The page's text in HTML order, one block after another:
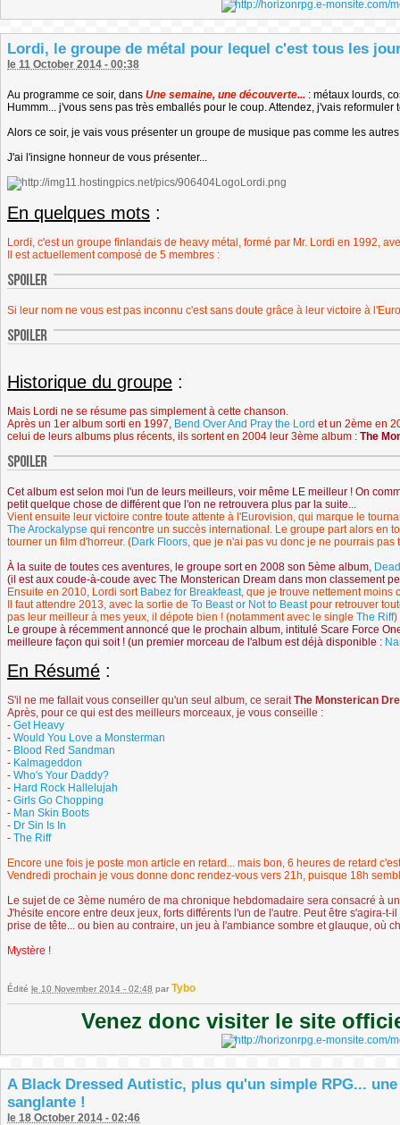
Lordi, le groupe de métal pour lequel c'est tous les
le 11 October 2014 - 00:38
Au programme ce soir, dans Une semaine, une découverte... : métaux lourds,
Hummm... j'vous sens pas très emballés pour le coup. Attendez, j'vais reformuler
Alors ce soir, je vais vous présenter un groupe de musique pas comme les
J'ai l'insigne honneur de vous présenter...
En quelques mots :
Lordi, c'est un groupe finlandais de heavy métal, formé par Mr. Lordi en 1992,
Il est actuellement composé de 5 membres :
Si leur nom ne vous est pas inconnu c'est sans doute grâce à leur victoire à
Historique du groupe :
Mais Lordi ne se résume pas simplement à cette chanson.
Après un 1er album sorti en 1997, Bend Over And Pray the Lord et un 2ème en
celui de leurs albums plus récents, ils sortent en 2004 leur 3ème album : The
Cet album est selon moi l'un de leurs meilleurs, voir même LE meilleur ! On
petit quelque chose de différent que l'on ne retrouvera plus par la suite...
Vient ensuite leur victoire contre toute attente à l'Eurovision, qui marque le
The Arockalypse qui rencontre un succès international. Le groupe part alors en
tourner un film d'horreur. (Dark Floors, que je n'ai pas vu donc je ne pourrais pas
À la suite de toutes ces aventures, le groupe sort en 2008 son 5ème album,
(il est aux coude-à-coude avec The Monsterican Dream dans mon classement
Ensuite en 2010, Lordi sort Babez for Breakfeast, que je trouve nettement moins
Il faut attendre 2013, avec la sortie de To Beast or Not to Beastpour retrouver
pas leur meilleur à mes yeux, il dépote bien ! (notamment avec le single The Riff)
Le groupe à récemment annoncé que le prochain album, intitulé Scare Force
meilleure façon qui soit ! (un premier morceau de l'album est déjà disponible :
En Résumé :
S'il ne me fallait vous conseiller qu'un seul album, ce seraitThe Monsterican
Après, pour ce qui est des meilleurs morceaux, je vous conseille :
- Get Heavy
- Would You Love a Monsterman
- Blood Red Sandman
- Kalmageddon
- Who's Your Daddy?
- Hard Rock Hallelujah
- Girls Go Chopping
- Man Skin Boots
- Dr Sin Is In
- The Riff
Encore une fois je poste mon article en retard... mais bon, 6 heures de retard
Vendredi prochain je vous donne donc rendez-vous vers 21h, puisque 18h
Le sujet de ce 3ème numéro de ma chronique hebdomadaire sera consacré à
J'hésite encore entre deux jeux, forts différents l'un de l'autre. Peut être s'agira-
prise de tête... ou bien au contraire, un jeu à l'ambiance sombre et glauque, où
Mystère !
Édité le 10 November 2014 - 02:48 par Tybo
Venez donc visiter le site
A Black Dressed Autistic, plus qu'un simple RPG... une
sanglante !
le 18 October 2014 - 02:46